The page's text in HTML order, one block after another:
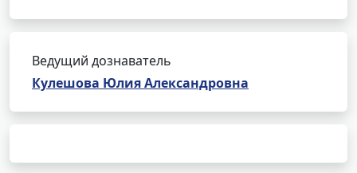
Ведущий дознаватель
Кулешова Юлия Александровна